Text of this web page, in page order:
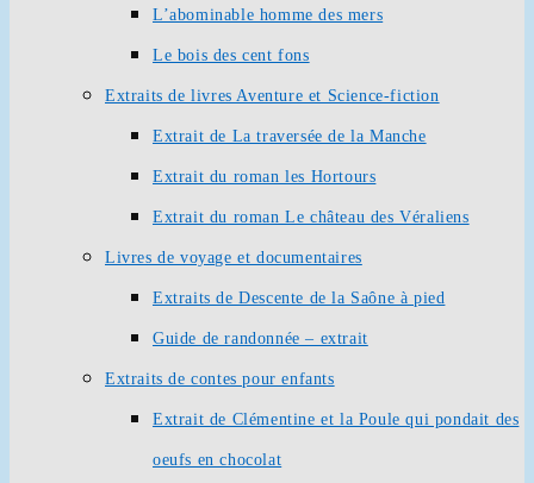
L’abominable homme des mers
Le bois des cent fons
Extraits de livres Aventure et Science-fiction
Extrait de La traversée de la Manche
Extrait du roman les Hortours
Extrait du roman Le château des Véraliens
Livres de voyage et documentaires
Extraits de Descente de la Saône à pied
Guide de randonnée – extrait
Extraits de contes pour enfants
Extrait de Clémentine et la Poule qui pondait des
oeufs en chocolat